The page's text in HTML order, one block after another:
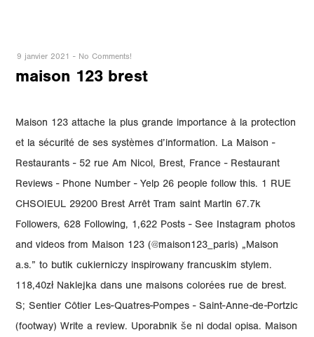
9 janvier 2021 - No Comments!
maison 123 brest
Maison 123 attache la plus grande importance à la protection
et la sécurité de ses systèmes d’information. La Maison -
Restaurants - 52 rue Am Nicol, Brest, France - Restaurant
Reviews - Phone Number - Yelp 26 people follow this. 1 RUE
CHSOIEUL 29200 Brest Arrêt Tram saint Martin 67.7k
Followers, 628 Following, 1,622 Posts - See Instagram photos
and videos from Maison 123 (@maison123_paris) „Maison
a.s.” to butik cukierniczy inspirowany francuskim stylem.
118,40zł Naklejka dans une maisons colorées rue de brest.
S; Sentier Côtier Les-Quatres-Pompes - Saint-Anne-de-Portzic
(footway) Write a review. Uporabnik še ni dodal opisa. Maison